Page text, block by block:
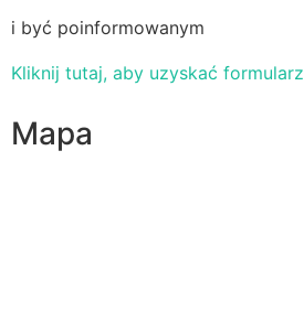
i być poinformowanym
Kliknij tutaj, aby uzyskać formularz
Mapa